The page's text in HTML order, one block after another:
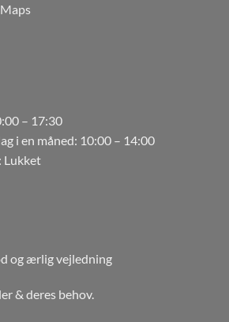
– 17:30
i en måned: 10:00 – 14:00
Lukket
og ærlig vejledning
& deres behov.